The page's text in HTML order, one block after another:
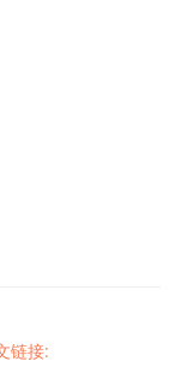
链接: